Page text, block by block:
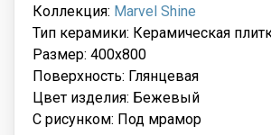
Коллекция: Marvel Shine
Тип керамики: Керамическая
Размер: 400x800
Поверхность: Глянцевая
Цвет изделия: Бежевый
С рисунком: Под мрамор